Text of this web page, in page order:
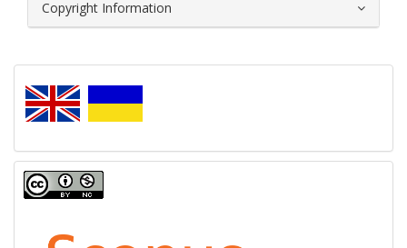
Copyright Information